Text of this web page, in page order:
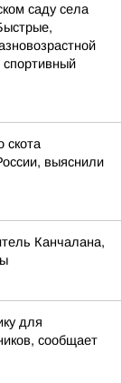
саду села
спортивный
скота
выяснили
Канчалана,
для
сообщает